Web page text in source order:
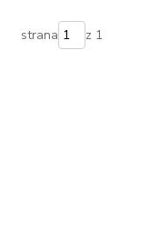
strana z 1